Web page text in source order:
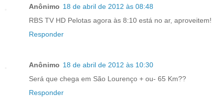
Anônimo 18 de abril de 2012 às 08:48
RBS TV HD Pelotas agora às 8:10 está no ar, aproveitem!
Responder
Anônimo 18 de abril de 2012 às 10:30
Será que chega em São Lourenço + ou- 65 Km??
Responder